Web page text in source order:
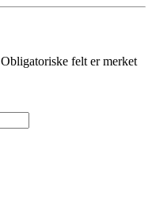
Obligatoriske felt er merket